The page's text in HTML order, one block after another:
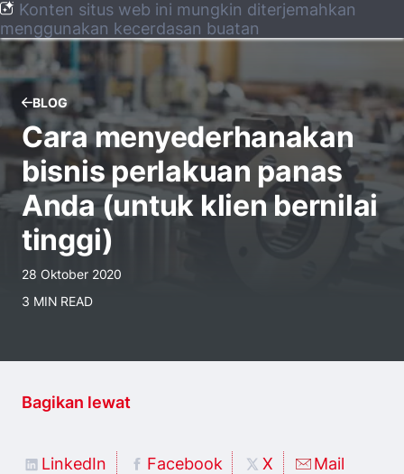
Konten situs web ini mungkin diterjemahkan
menggunakan kecerdasan buatan
BLOG
Cara menyederhanakan
bisnis perlakuan panas
Anda (untuk klien bernilai
tinggi)
28 Oktober 2020
3 MIN READ
Bagikan lewat
LinkedIn Facebook X Mail